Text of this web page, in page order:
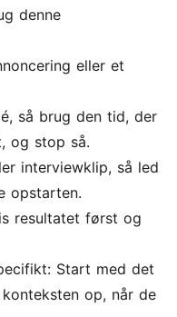
denne
eller et
så brug den tid, der
og stop så.
interviewklip, så led
opstarten.
resultatet først og
Start med det
op, når de